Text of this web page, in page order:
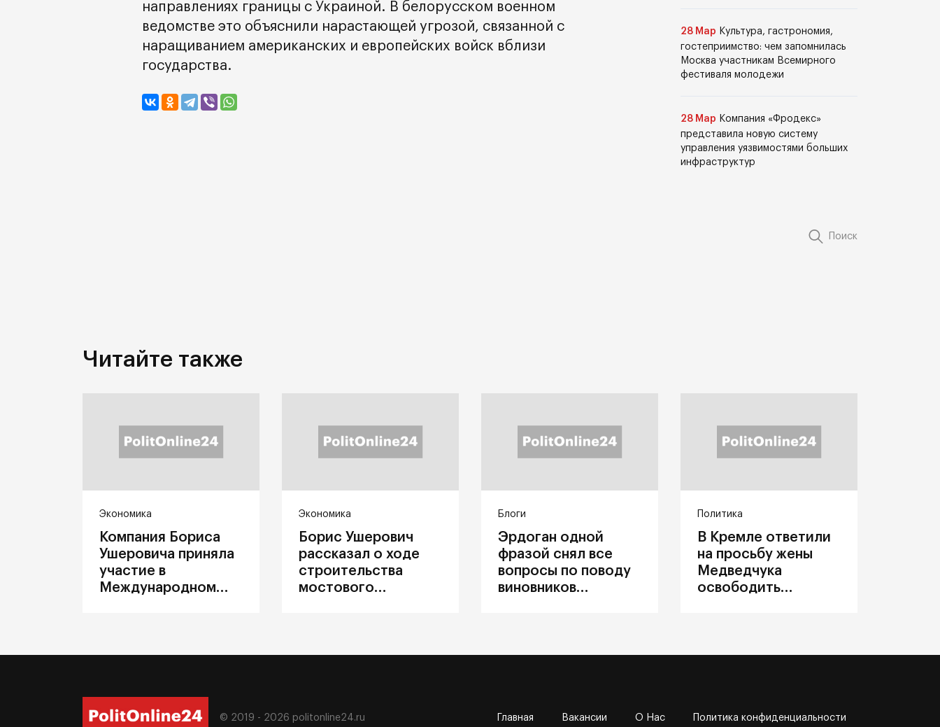
направлениях границы с Украиной. В белорусском военном
ведомстве это объяснили нарастающей угрозой, связанной с
наращиванием американских и европейских войск вблизи
государства.
28 Мар Культура, гастрономия,
гостеприимство: чем запомнилась
Москва участникам Всемирного
фестиваля молодежи
28 Мар Компания «Фродекс»
представила новую систему
управления уязвимостями больших
инфраструктур
Поиск
Читайте также
Экономика
Компания Бориса
Ушеровича приняла
участие в
Международном
Экономика
Борис Ушерович
рассказал о ходе
строительства
мостового
Блоги
Эрдоган одной
фразой снял все
вопросы по поводу
виновников
Политика
В Кремле ответили
на просьбу жены
Медведчука
освободить
© 2019 - 2026 politonline24.ru Главная Вакансии О Нас Политика конфиденциальности